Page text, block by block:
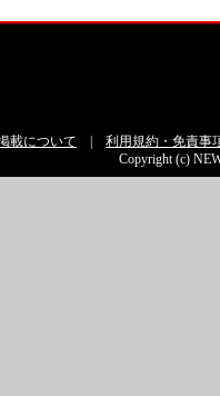
載について
利用規約・免責事
Copyright (c)